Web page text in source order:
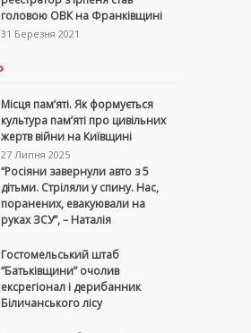
головою ОВК на Франківщині
31 Березня 2021
Місця пам’яті. Як формується
культура пам’яті про цивільних
жертв війни на Київщині
27 Липня 2025
“Росіяни завернули авто з 5
дітьми. Стріляли у спину. Нас,
поранених, евакуювали на
руках ЗСУ”, – Наталія
Гостомельський штаб
“Батьківщини” очолив
ексрегіонал і дерибанник
Біличанського лісу